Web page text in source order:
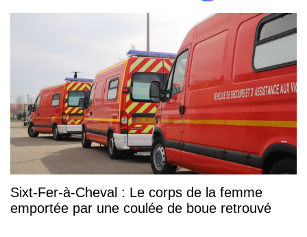
Sixt-Fer-à-Cheval : Le corps de la femme
emportée par une coulée de boue retrouvé